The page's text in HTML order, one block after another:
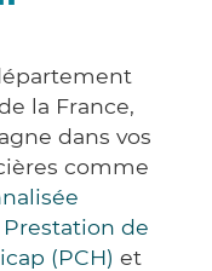
la France,
dans vos
comme
Prestation de
(PCH) et